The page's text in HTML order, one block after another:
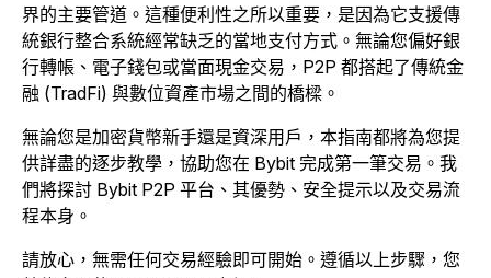
界的主要管道。這種便利性之所以重要，是因為它支援傳
統銀行整合系統經常缺乏的當地支付方式。無論您偏好銀
行轉帳、電子錢包或當面現金交易，P2P 都搭起了傳統金
融 (TradFi) 與數位資產市場之間的橋樑。
無論您是加密貨幣新手還是資深用戶，本指南都將為您提
供詳盡的逐步教學，協助您在 Bybit 完成第一筆交易。我
們將探討 Bybit P2P 平台、其優勢、安全提示以及交易流
程本身。
請放心，無需任何交易經驗即可開始。遵循以上步驟，您